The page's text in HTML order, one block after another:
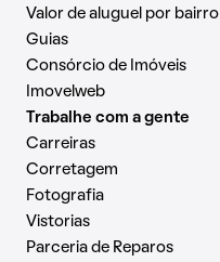
Valor de aluguel por bairro
Guias
Consórcio de Imóveis
Imovelweb
Trabalhe com a gente
Carreiras
Corretagem
Fotografia
Vistorias
Parceria de Reparos